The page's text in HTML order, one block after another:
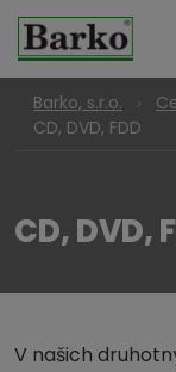
Barko, s.r.o.
CD, DVD, FDD
CD, DVD,
V našich